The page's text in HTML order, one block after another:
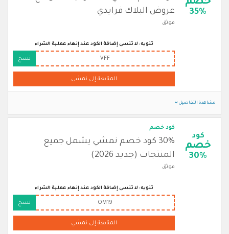
35%
عروض البلاك فرايدي
موثق
تنويه: لا تنسى إضافة الكود عند إنهاء عملية الشراء
VFF نسخ
المتابعة إلى نمشي
مشاهدة التفاصيل
كود
خصم
30%
كود خصم
30% كود خصم نمشي يشمل جميع
المنتجات (جديد 2026)
موثق
تنويه: لا تنسى إضافة الكود عند إنهاء عملية الشراء
OM19 نسخ
المتابعة إلى نمشي